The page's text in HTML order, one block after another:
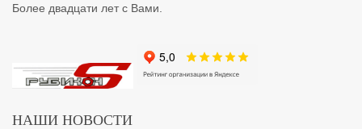
Более двадцати лет с Вами.
НАШИ НОВОСТИ